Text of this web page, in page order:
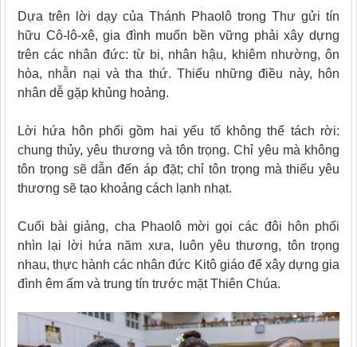
Dựa trên lời dạy của Thánh Phaolô trong Thư gửi tín
hữu Cô-lô-xê, gia đình muốn bền vững phải xây dựng
trên các nhân đức: từ bi, nhân hậu, khiêm nhường, ôn
hòa, nhẫn nại và tha thứ. Thiếu những điều này, hôn
nhân dễ gặp khủng hoảng.
Lời hứa hôn phối gồm hai yếu tố không thể tách rời:
chung thủy, yêu thương và tôn trọng. Chỉ yêu mà không
tôn trọng sẽ dẫn đến áp đặt; chỉ tôn trọng mà thiếu yêu
thương sẽ tạo khoảng cách lạnh nhạt.
Cuối bài giảng, cha Phaolô mời gọi các đôi hôn phối
nhìn lại lời hứa năm xưa, luôn yêu thương, tôn trọng
nhau, thực hành các nhân đức Kitô giáo để xây dựng gia
đình êm ấm và trung tín trước mặt Thiên Chúa.